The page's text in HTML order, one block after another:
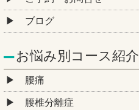
ブログ
お悩み別コース紹介
腰痛
腰椎分離症